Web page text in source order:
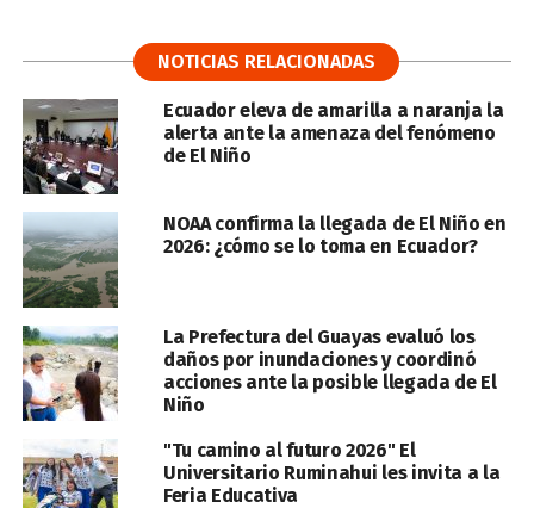
NOTICIAS RELACIONADAS
Ecuador eleva de amarilla a naranja la
alerta ante la amenaza del fenómeno
de El Niño
NOAA confirma la llegada de El Niño en
2026: ¿cómo se lo toma en Ecuador?
La Prefectura del Guayas evaluó los
daños por inundaciones y coordinó
acciones ante la posible llegada de El
Niño
"Tu camino al futuro 2026" El
Universitario Ruminahui les invita a la
Feria Educativa